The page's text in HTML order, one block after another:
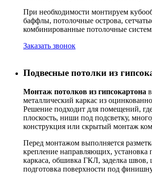
При необходимости монтируем
баффлы, потолочные острова,
комбинированные потолочные
Заказать звонок
Подвесные потолки из
Монтаж потолков из гипсокартона
металлический каркас из
Решение подходит для помещений, где
плоскость, ниши под подсветку,
конструкция или скрытый монтаж
Перед монтажом выполняется
крепление направляющих, установка
каркаса, обшивка ГКЛ, заделка швов,
подготовка поверхности под